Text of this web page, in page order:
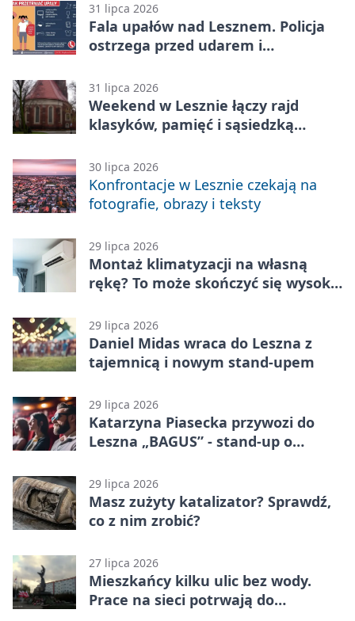
31 lipca 2026
Fala upałów nad Lesznem. Policja
ostrzega przed udarem i
31 lipca 2026
Weekend w Lesznie łączy rajd
klasyków, pamięć i sąsiedzką
30 lipca 2026
Konfrontacje w Lesznie czekają na
fotografie, obrazy i teksty
29 lipca 2026
Montaż klimatyzacji na własną
rękę? To może skończyć się wysoką
29 lipca 2026
Daniel Midas wraca do Leszna z
tajemnicą i nowym stand-upem
29 lipca 2026
Katarzyna Piasecka przywozi do
Leszna „BAGUS” - stand-up o
29 lipca 2026
Masz zużyty katalizator? Sprawdź,
co z nim zrobić?
27 lipca 2026
Mieszkańcy kilku ulic bez wody.
Prace na sieci potrwają do